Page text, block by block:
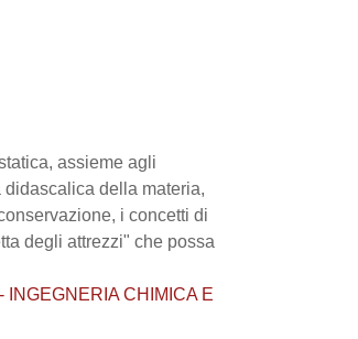
assieme agli
della materia,
i concetti di
degli attrezzi" che possa
INGEGNERIA CHIMICA E